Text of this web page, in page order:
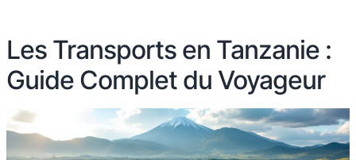
Les Transports en Tanzanie :
Guide Complet du Voyageur